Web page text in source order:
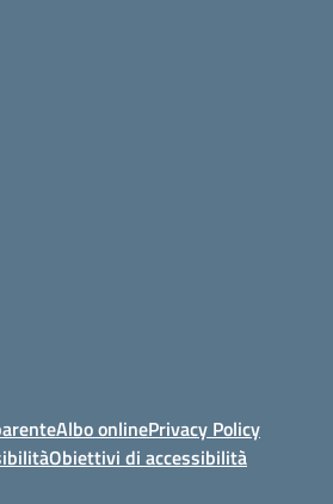
Albo onlinePrivacy Policy
Obiettivi di accessibilità